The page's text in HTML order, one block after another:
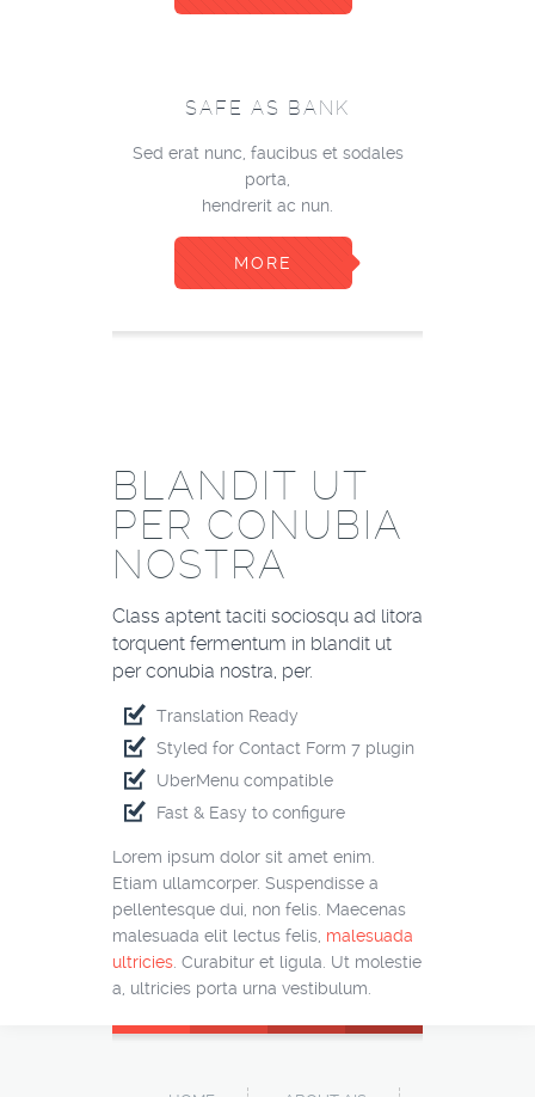
SAFE AS BANK
Sed erat nunc, faucibus et sodales
porta,
hendrerit ac nun.
MORE
BLANDIT UT
PER CONUBIA
NOSTRA
Class aptent taciti sociosqu ad litora
torquent fermentum in blandit ut
per conubia nostra, per.
Translation Ready
Styled for Contact Form 7 plugin
UberMenu compatible
Fast & Easy to configure
Lorem ipsum dolor sit amet enim.
Etiam ullamcorper. Suspendisse a
pellentesque dui, non felis. Maecenas
malesuada elit lectus felis, malesuada
ultricies. Curabitur et ligula. Ut molestie
a, ultricies porta urna vestibulum.